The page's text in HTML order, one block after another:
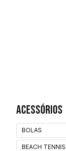
Acessórios
BOLAS
BEACH TENNIS